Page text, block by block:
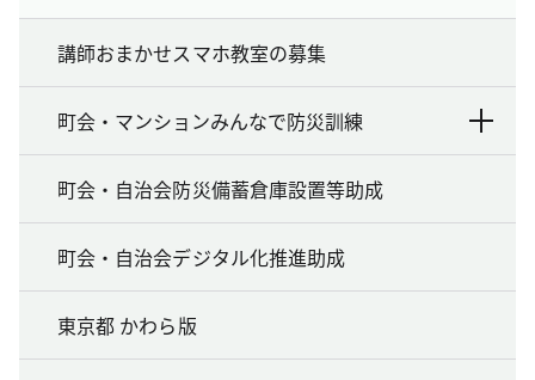
講師おまかせスマホ教室の募集
町会・マンションみんなで防災訓練
町会・自治会防災備蓄倉庫設置等助成
町会・自治会デジタル化推進助成
東京都 かわら版